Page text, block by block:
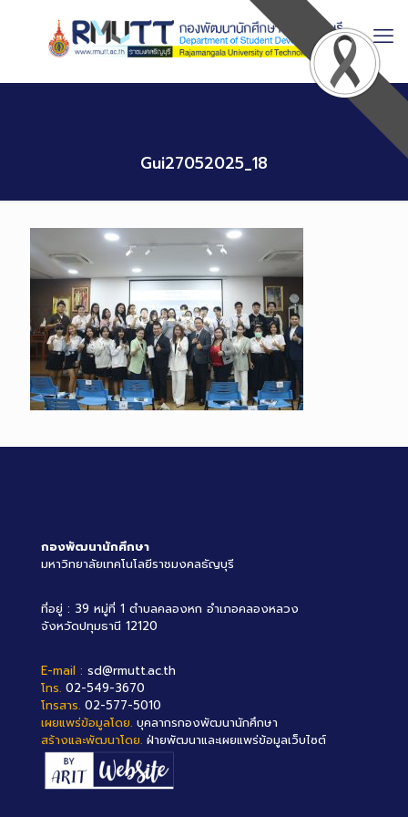
Gui27052025_18
กองพัฒนานักศึกษา
มหาวิทยาลัยเทคโนโลยีราชมงคลธัญบุรี
ที่อยู่ : 39 หมู่ที่ 1 ตำบลคลองหก อำเภอคลองหลวง
จังหวัดปทุมธานี 12120
E-mail : sd@rmutt.ac.th
โทร. 02-549-3670
โทรสาร. 02-577-5010
เผยแพร่ข้อมูลโดย. บุคลากรกองพัฒนานักศึกษา
สร้างและพัฒนาโดย. ฝ่ายพัฒนาและเผยแพร่ข้อมูลเว็บไซต์